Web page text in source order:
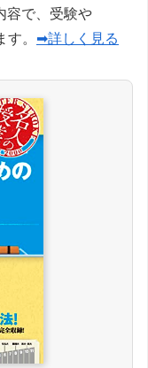
容で、受験や
。 ➡詳しく見る